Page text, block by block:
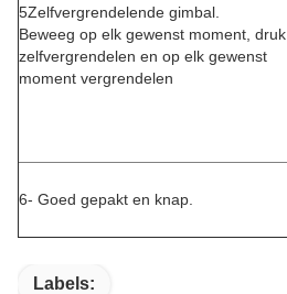
5Zelfvergrendelende gimbal.
Beweeg op elk gewenst moment,
zelfvergrendelen en op elk gewenst
moment vergrendelen
6- Goed gepakt en knap.
Labels: